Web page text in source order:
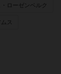
ローゼンベルク
ス